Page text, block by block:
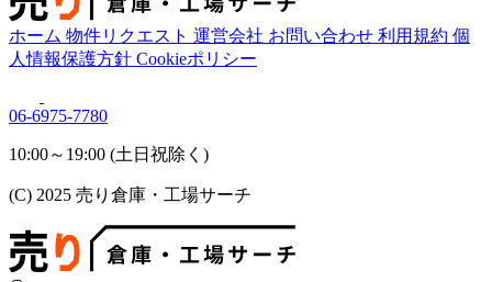
ホーム 物件リクエスト 運営会社 お問い合わせ 利用規約 個
人情報保護方針 Cookieポリシー
06-6975-7780
10:00～19:00 (土日祝除く)
(C) 2025 売り倉庫・工場サーチ